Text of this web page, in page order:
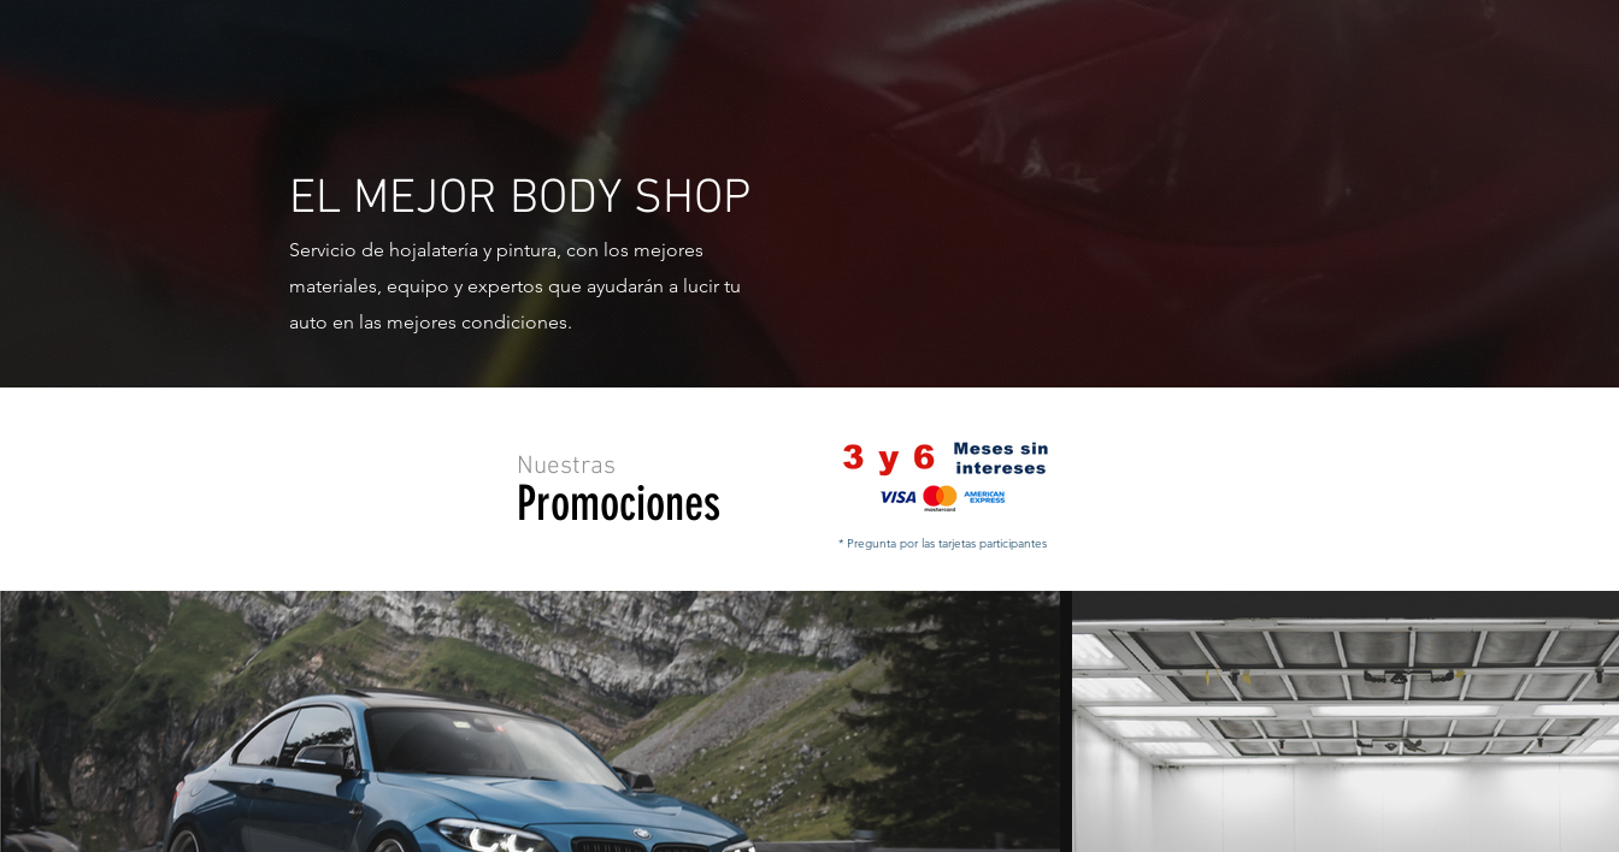
EL MEJOR BODY SHOP
Servicio de hojalatería y pintura, con los mejores
materiales, equipo y expertos que ayudarán a lucir tu
auto en las mejores condiciones.
Nuestras
Promociones
* Pregunta por las tarjetas participantes